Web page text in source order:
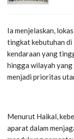
Ia menjelaskan,
tingkat kebutuhan di
kendaraan yang
hingga wilayah yang
menjadi prioritas
Menurut Haikal,
aparat dalam